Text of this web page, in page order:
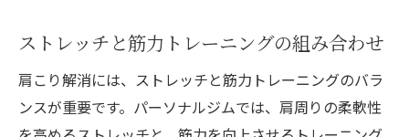
参加する前に知っておきたいこと
継続するためのモチベーション術
地域に根ざしたジムの魅力
ストレッチと筋力トレーニングの組み合わせ
肩こり解消には、ストレッチと筋力トレーニングのバラ
ンスが重要です。パーソナルジムでは、肩周りの柔軟性